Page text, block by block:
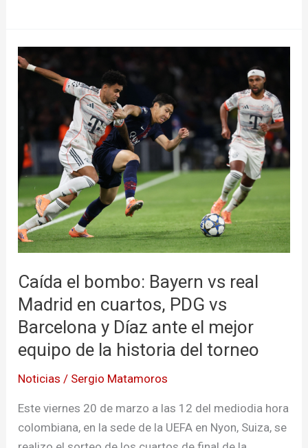
Caída el bombo: Bayern vs real
Madrid en cuartos, PDG vs
Barcelona y Díaz ante el mejor
equipo de la historia del torneo
Noticias / Sergio Matamoros
Este viernes 20 de marzo a las 12 del mediodia hora
colombiana, en la sede de la UEFA en Nyon, Suiza, se
Caída
Bayern
real
Madrid
en
cuartos,
PDG
vs
y
Díaz
ante
el
mejor
equipo
de
historia